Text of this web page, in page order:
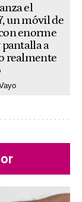
el
un móvil de
enorme
a
realmente